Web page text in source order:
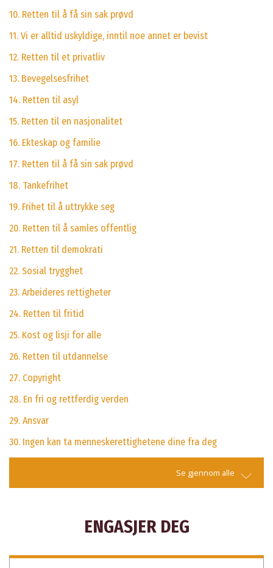
10. Retten til å få sin sak prøvd
11. Vi er alltid uskyldige, inntil noe annet er bevist
12. Retten til et privatliv
13. Bevegelsesfrihet
14. Retten til asyl
15. Retten til en nasjonalitet
16. Ekteskap og familie
17. Retten til å få sin sak prøvd
18. Tankefrihet
19. Frihet til å uttrykke seg
20. Retten til å samles offentlig
21. Retten til demokrati
22. Sosial trygghet
23. Arbeideres rettigheter
24. Retten til fritid
25. Kost og lisji for alle
26. Retten til utdannelse
27. Copyright
28. En fri og rettferdig verden
29. Ansvar
30. Ingen kan ta menneskerettighetene dine fra deg
Se gjennom alle
ENGASJER DEG